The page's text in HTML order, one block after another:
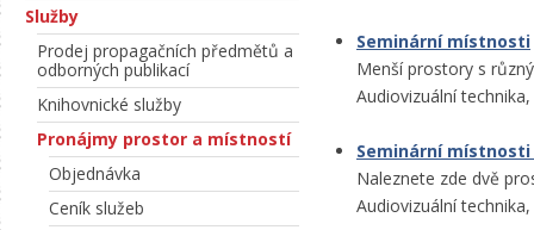
Služby
Prodej propagačních předmětů a
odborných publikací
Knihovnické služby
Pronájmy prostor a místností
Objednávka
Ceník služeb
Seminární místnosti
Menší prostory s
Audiovizuální
Seminární
Naleznete zde dvě
Audiovizuální